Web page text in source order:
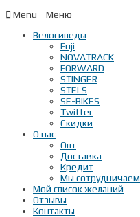
Menu
Велосипеды
Fuji
NOVATRACK
FORWARD
STINGER
STELS
SE-BIKES
Twitter
Скидки
О нас
Опт
Доставка
Кредит
Мы сотрудничаем
Мой список желаний
Отзывы
Контакты